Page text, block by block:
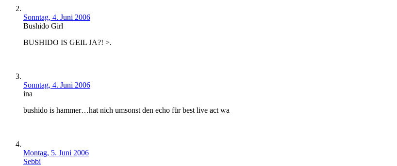
Sonntag, 4. Juni 2006
Bushido Girl
BUSHIDO IS GEIL JA?! >.
Sonntag, 4. Juni 2006
ina
bushido is hammer…hat nich umsonst den echo für best live act wa
Montag, 5. Juni 2006
Sebbi